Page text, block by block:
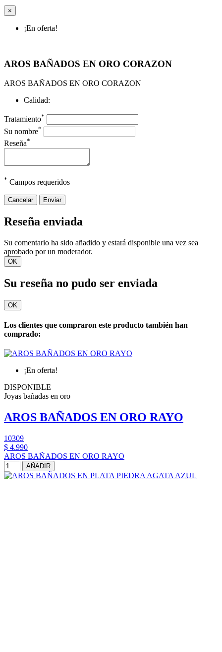
×
¡En oferta!
AROS BAÑADOS EN ORO CORAZON
AROS BAÑADOS EN ORO CORAZON
Calidad:
Tratamiento*
Su nombre*
Reseña*
* Campos requeridos
Cancelar Enviar
Reseña enviada
Su comentario ha sido añadido y estará disponible una vez sea
aprobado por un moderador.
OK
Su reseña no pudo ser enviada
OK
Los clientes que compraron este producto también han
comprado:
¡En oferta!
DISPONIBLE
Joyas bañadas en oro
AROS BAÑADOS EN ORO RAYO
10309
$ 4.990
AROS BAÑADOS EN ORO RAYO
AÑADIR